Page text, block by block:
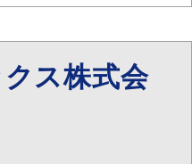
ス株式会